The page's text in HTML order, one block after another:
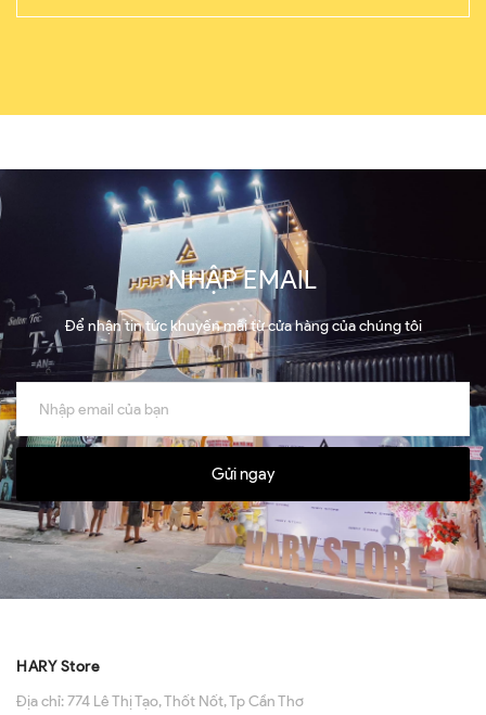
NHẬP EMAIL
Để nhận tin tức khuyến mãi từ cửa hàng của chúng tôi
Gửi ngay
HARY Store
Địa chỉ:774 Lê Thị Tạo, Thốt Nốt, Tp Cần Thơ